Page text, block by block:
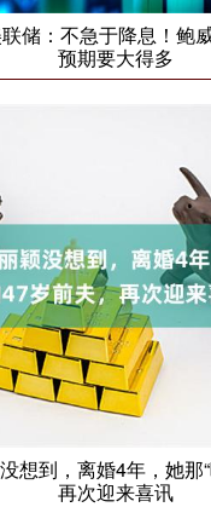
储：不急于降息！鲍
预期要大得多
想到，离婚4年，她那
再次迎来喜讯